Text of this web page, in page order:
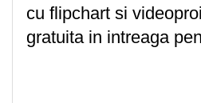
cu flipchart si
gratuita in intreaga